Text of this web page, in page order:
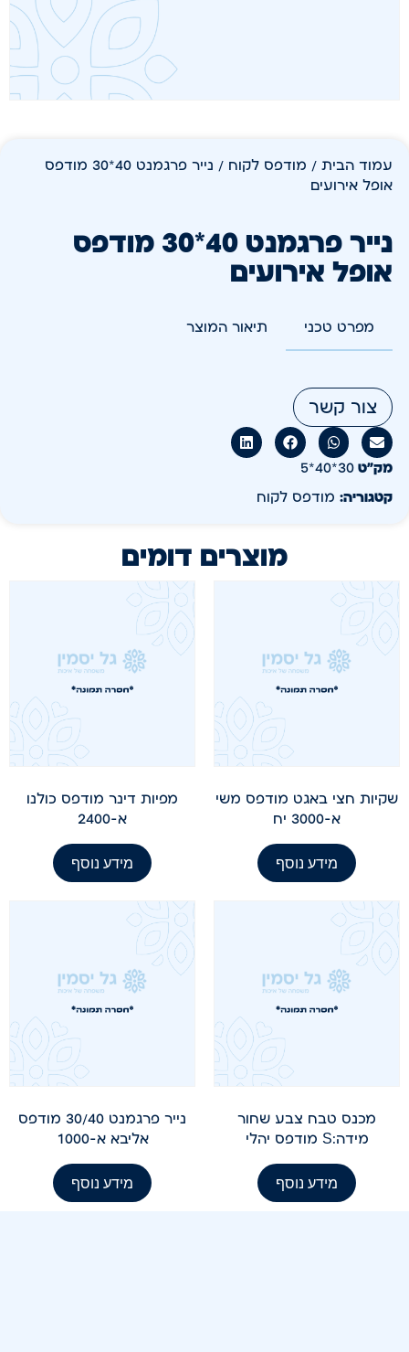
עמוד הבית / מודפס לקוח
/ נייר פרגמנט 40*30 מודפס
אופל אירועים
נייר פרגמנט 40*30 מודפס
אופל אירועים
מפרט טכני תיאור המוצר
צור קשר
מק״ט 30*40*5
קטגוריה: מודפס לקוח
מוצרים דומים
שקיות חצי באגט מודפס משי
א-3000 יח
מידע נוסף
מפיות דינר מודפס כולנו
א-2400
מידע נוסף
מכנס טבח צבע שחור
מידה:S מודפס יהלי
מידע נוסף
נייר פרגמנט 30/40 מודפס
אליבא א-1000
מידע נוסף